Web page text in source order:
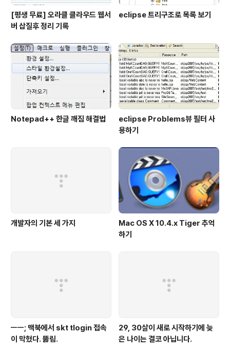
[평생 무료] 오라클 클라우드 웹서
버 삽질후 정리 기록
eclipse 트리구조로 목록 보기
Notepad++ 한글 깨짐 해결법
eclipse Problems뷰 필터 사
용하기
개발자의 기본 세 가지
Mac OS X 10.4.x Tiger 추억
하기
ㅡㅡ; 맥북에서 skt tlogin 접속
이 막혔다. 뚫림.
29, 30살이 새로 시작하기에 늦
은 나이는 결코 아닙니다.